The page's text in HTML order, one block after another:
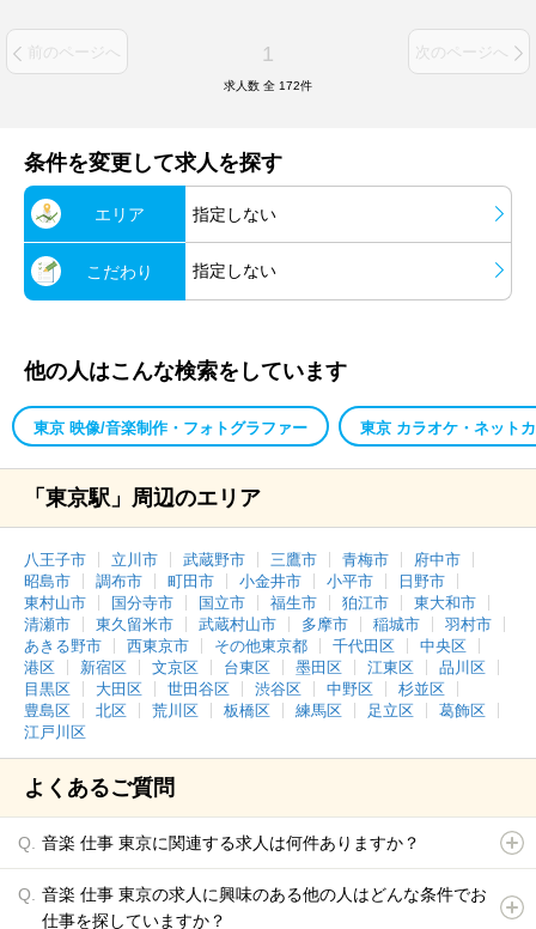
前のページへ 1 次のページへ
求人数 全 172件
条件を変更して求人を探す
エリア 指定しない
こだわり 指定しない
他の人はこんな検索をしています
東京 映像/音楽制作・フォトグラファー 東京 カラオケ・ネット
「東京駅」周辺のエリア
八王子市 立川市 武蔵野市 三鷹市 青梅市
府中市
昭島市
調布市 町田市 小金井市 小平市
日野市
東村山市
国分寺市 国立市 福生市 狛江市
東大和市
清瀬市
東久留米市 武蔵村山市 多摩市 稲城市
羽村市
あきる野市
西東京市 その他東京都 千代田区
中央区
港区
新宿区 文京区 台東区 墨田区 江東区
品川区
目黒区
大田区 世田谷区 渋谷区 中野区
杉並区
豊島区
北区 荒川区 板橋区 練馬区 足立区
葛飾区
江戸川区
よくあるご質問
音楽 仕事 東京に関連する求人は何件ありますか？
音楽 仕事 東京の求人に興味のある他の人はどんな条件でお
仕事を探していますか？